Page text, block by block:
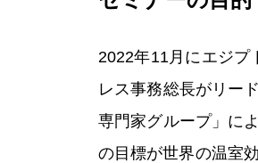
2022年11月にエジプ
レス事務総長がリー
専門家グループ」に
の目標が世界の温室